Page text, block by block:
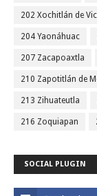
202 Xochitlán de
204 Yaonáhuac
207 Zacapoaxtla
210 Zapotitlán de
213 Zihuateutla
216 Zoquiapan
SOCIAL PLUGIN